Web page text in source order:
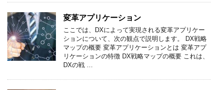
変革アプリケーション
ここでは、DXによって実現される変革アプリケー
ションについて、次の観点で説明します。 DX戦略
マップの概要 変革アプリケーションとは 変革アプ
リケーションの特徴 DX戦略マップの概要 これは、
DXの戦 …